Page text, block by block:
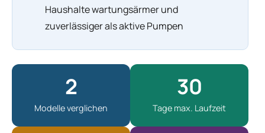
Haushalte wartungsärmer und
zuverlässiger als aktive Pumpen
2
Modelle verglichen
30
Tage max. Laufzeit